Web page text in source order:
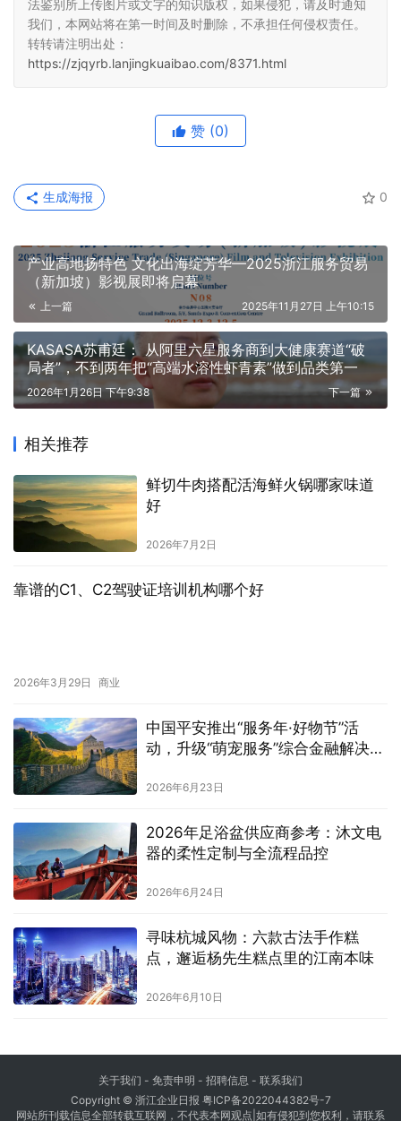
法鉴别所上传图片或文字的知识版权，如果侵犯，请及时通知
我们，本网站将在第一时间及时删除，不承担任何侵权责任。
转转请注明出处：
https://zjqyrb.lanjingkuaibao.com/8371.html
赞 (0)
0
生成海报
产业高地扬特色 文化出海绽芳华—2025浙江服务贸易
（新加坡）影视展即将启幕
上一篇 2025年11月27日 上午10:15
KASASA苏甫廷： 从阿里六星服务商到大健康赛道“破
局者”，不到两年把“高端水溶性虾青素”做到品类第一
下一篇
2026年1月26日 下午9:38
相关推荐
鲜切牛肉搭配活海鲜火锅哪家味道
好
2026年7月2日
靠谱的C1、C2驾驶证培训机构哪个好
2026年3月29日 商业
中国平安推出“服务年·好物节”活
动，升级“萌宠服务”综合金融解决方
2026年6月23日
2026年足浴盆供应商参考：沐文电
器的柔性定制与全流程品控
2026年6月24日
寻味杭城风物：六款古法手作糕
点，邂逅杨先生糕点里的江南本味
2026年6月10日
关于我们 - 免责申明 - 招聘信息 - 联系我们
Copyright © 浙江企业日报 粤ICP备2022044382号-7
网站所刊载信息全部转载互联网，不代表本网观点|如有侵犯到您权利，请联系